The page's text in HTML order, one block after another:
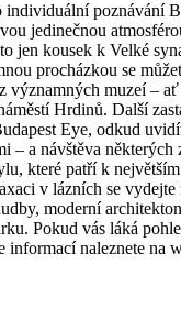
poznávání
jedinečnou
jen kousek k Velké
procházkou se
významných muzeí –
Hrdinů. Další
Eye, odkud
– a návštěva
které patří k
v lázních se
moderní
Pokud vás láká
naleznete na